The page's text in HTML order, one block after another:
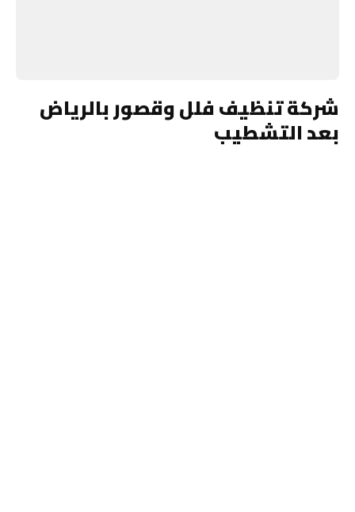
شركة تنظيف فلل وقصور بالرياض
بعد التشطيب